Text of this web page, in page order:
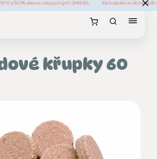
s 50% slevou za pouhých 249 Kč. Ke každému
křupky 60